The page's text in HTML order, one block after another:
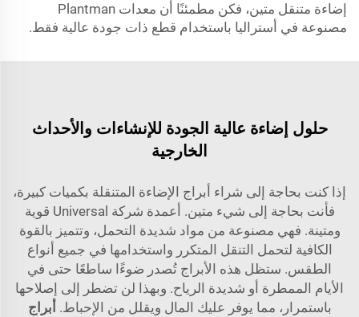
إضاءة متنقل متين، فكن مطمئنًا أن معدات Plantman
مصنوعة في أستراليا باستخدام قطع ذات جودة عالية فقط.
حلول إضاءة عالية الجودة للإنشاءات والأحداث
الخارجية
إذا كنت بحاجة إلى شراء أبراج الإضاءة المتنقلة بكميات كبيرة،
فأنت بحاجة إلى شيء متين. أعمدة شركة Universal قوية
ومتينة. فهي مصنوعة من مواد شديدة التحمل، وتتميز بالقوة
الكافية لتحمل التنقل المتكرر واستخدامها في جميع أنواع
الطقس. ستظل هذه الأبراج تُصدر ضوءًا ساطعًا حتى في
الأيام الممطرة أو شديدة الرياح. وبهذا لن تضطر إلى إصلاحها
باستمرار، مما يوفر عليك المال ويقلل من الإحباط. أبراج